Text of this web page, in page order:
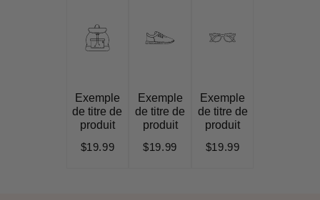
Exemple
de titre de
produit
$19.99
Exemple
de titre de
produit
$19.99
Exemple
de titre de
produit
$19.99